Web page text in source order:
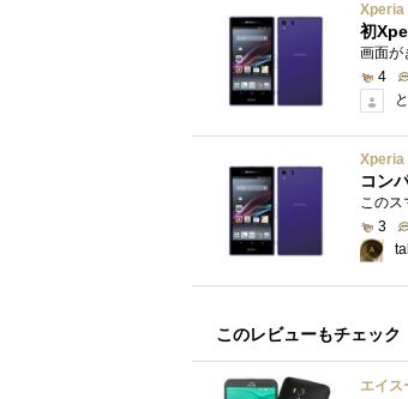
Xperia
初
4
Xperia
コン
3
このレビューもチェック
エイ